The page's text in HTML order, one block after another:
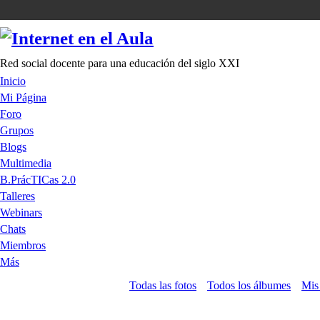
Red social docente para una educación del siglo XXI
Inicio
Mi Página
Foro
Grupos
Blogs
Multimedia
B.PrácTICas 2.0
Talleres
Webinars
Chats
Miembros
Más
Todas las fotos
Todos los álbumes Mis